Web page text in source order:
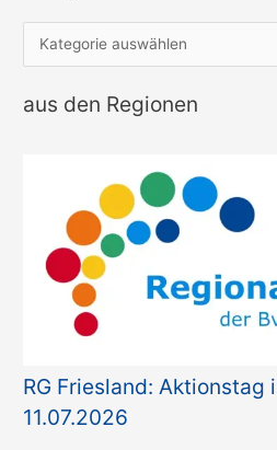
a
aus den Regionen
RG Friesland: Aktionstag
11.07.2026